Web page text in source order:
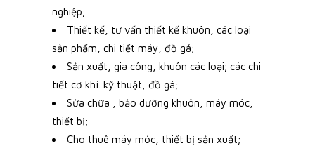
nghiệp;
Thiết kế, tư vấn thiết kế khuôn, các loại
sản phấm, chi tiết máy, đồ gá;
Sản xuất, gia công, khuôn các loại; các chi
tiết cơ khí. kỹ thuật, đồ gá;
Sửa chữa , bảo dưỡng khuôn, máy móc,
thiết bị;
Cho thuê máy móc, thiết bị sản xuất;